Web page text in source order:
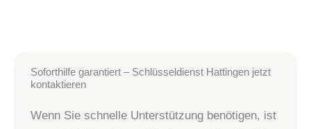
Soforthilfe garantiert – Schlüsseldienst Hattingen jetzt
kontaktieren
Wenn Sie schnelle Unterstützung benötigen, ist